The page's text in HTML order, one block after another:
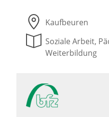
Kaufbeuren
Soziale Arbeit,
Weiterbildung